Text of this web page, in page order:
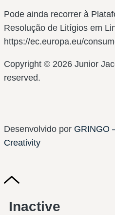
Pode ainda recorrer à
Resolução de Litígios em
https://ec.europa.eu/
Copyright © 2026 Junior
reserved.
Desenvolvido por GRINGO
Creativity
Inactive